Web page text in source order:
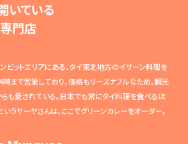
いている
門店
ビットエリアにある、タイ東北地方のイサーン料理を
まで営業しており、価格もリーズナブルなため、観光
も愛されている。日本でも常にタイ料理を食べるほ
いうサーヤさんは、ここでグリーンカレーをオーダー。